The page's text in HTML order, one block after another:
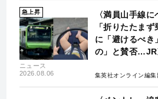
急上昇
ニュース
2026.08.06
〈満員山手線に
「折りたたま
に「避けるべき
の」と賛否…JR
集英社オンライン編集